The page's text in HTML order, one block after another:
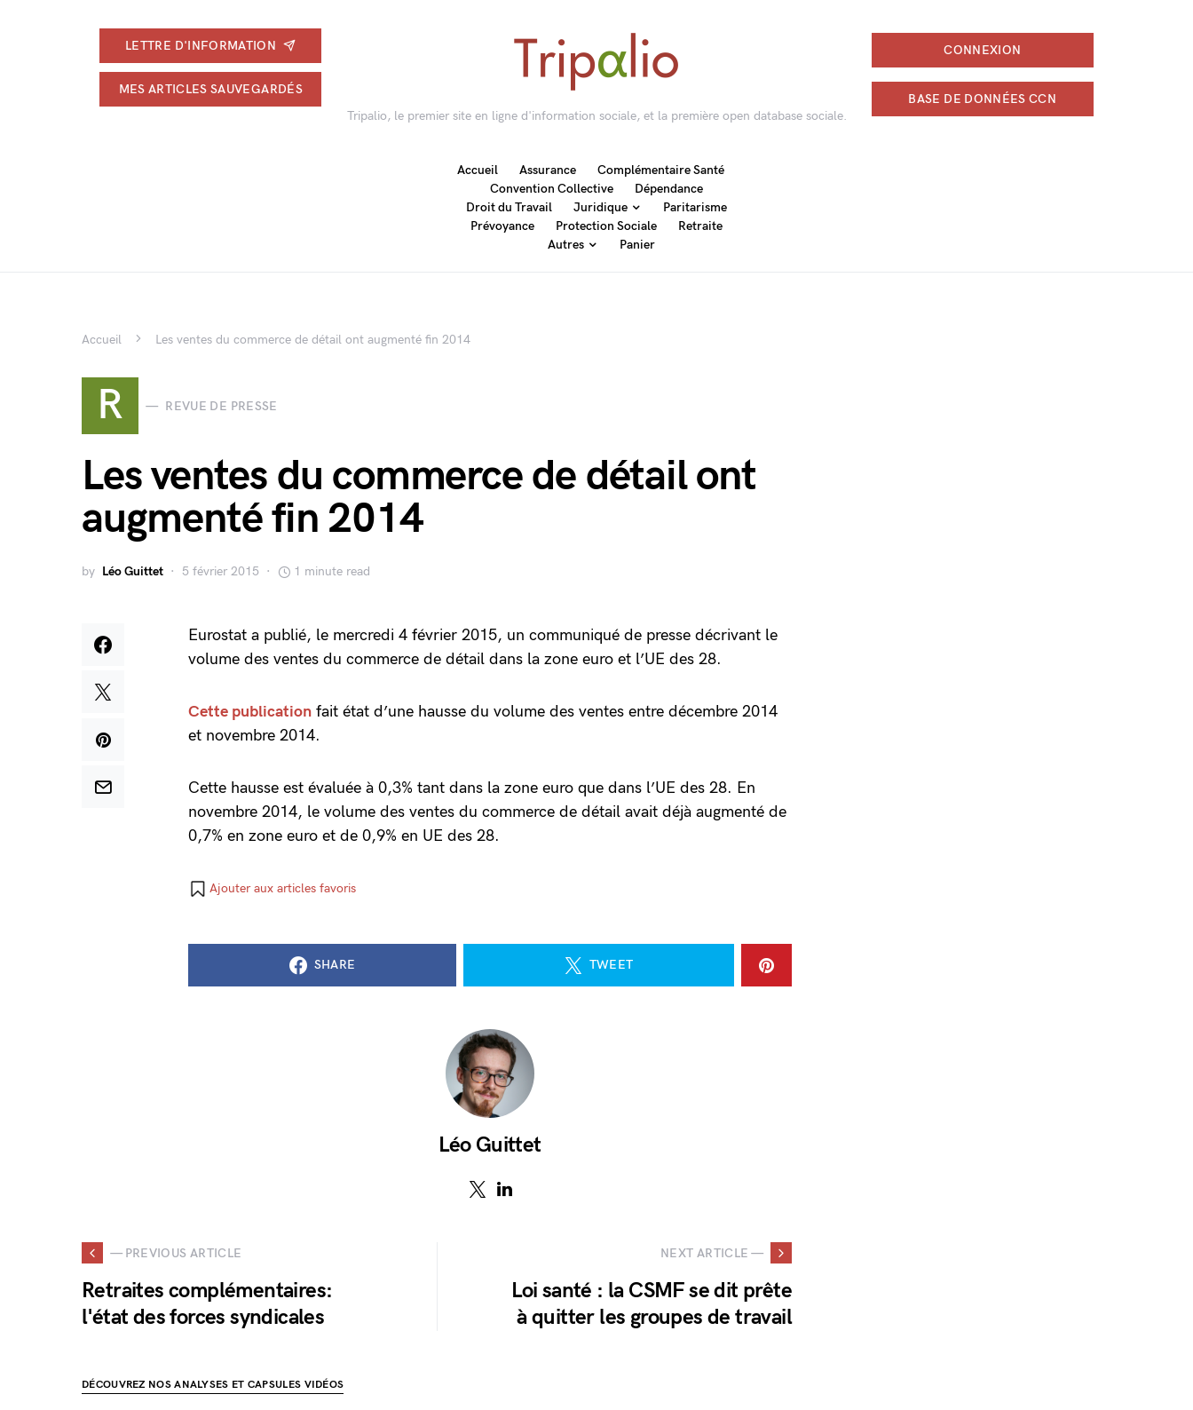
LETTRE D'INFORMATION
MES ARTICLES SAUVEGARDÉS
Tripalio, le premier site en ligne d'information sociale, et la première open database sociale.
CONNEXION
BASE DE DONNÉES CCN
Accueil Assurance
Complémentaire Santé
Convention Collective
Dépendance
Droit du Travail
Juridique
Paritarisme
Prévoyance
Protection Sociale
Retraite
Autres
Panier
Accueil Les ventes du commerce de détail ont augmenté fin 2014
R REVUE DE PRESSE
Les ventes du commerce de détail ont
augmenté fin 2014
by Léo Guittet 5 février 2015 1 minute read
Eurostat a publié, le mercredi 4 février 2015, un communiqué de presse décrivant le
volume des ventes du commerce de détail dans la zone euro et l’UE des 28.
Cette publication fait état d’une hausse du volume des ventes entre décembre 2014
et novembre 2014.
Cette hausse est évaluée à 0,3% tant dans la zone euro que dans l’UE des 28. En
novembre 2014, le volume des ventes du commerce de détail avait déjà augmenté de
0,7% en zone euro et de 0,9% en UE des 28.
Ajouter aux articles favoris
SHARE TWEET
Léo Guittet
— PREVIOUS ARTICLE
Retraites complémentaires:
l'état des forces syndicales
NEXT ARTICLE —
Loi santé : la CSMF se dit prête
à quitter les groupes de travail
DÉCOUVREZ NOS ANALYSES ET CAPSULES VIDÉOS